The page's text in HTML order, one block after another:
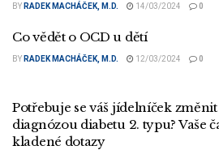
BY RADEK MACHÁČEK, M.D. 14/03/2024 0
Co vědět o OCD u dětí
BY RADEK MACHÁČEK, M.D. 12/03/2024 0
Potřebuje se váš jídelníček změnit
diagnózou diabetu 2. typu? Vaše
kladené dotazy